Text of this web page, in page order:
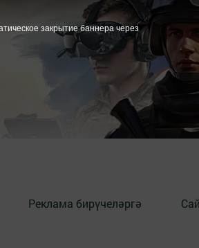
Реклама бирүчеләргә
закрытие баннера через